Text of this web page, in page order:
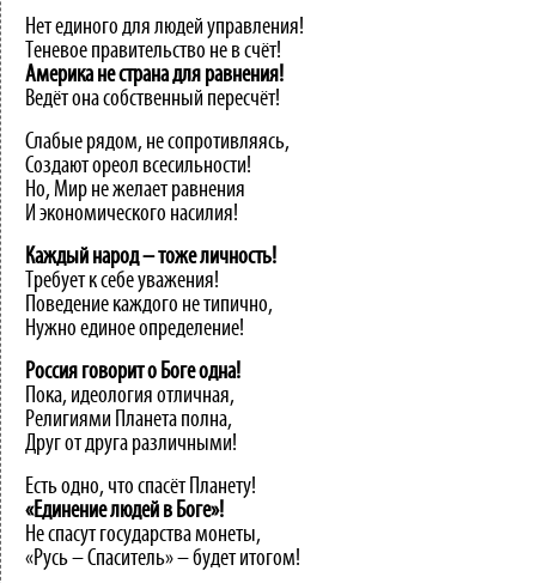
Нет единого для людей управления!
Теневое правительство не в счёт!
Америка нестранадля равнения!
Ведёт она собственный пересчёт!
Слабые рядом, не сопротивляясь,
Создают ореол всесильности!
Но, Мир не желает равнения
И экономического насилия!
Каждый народ–тожеличность!
Требует к себе уважения!
Поведение каждого не типично,
Нужно единое определение!
Россия говорито Богеодна!
Пока, идеология отличная,
Религиями Планета полна,
Друг от друга различными!
Есть одно, что спасёт Планету!
«Единениелюдей в Боге»!
Не спасут государства монеты,
«Русь – Спаситель» – будет итогом!